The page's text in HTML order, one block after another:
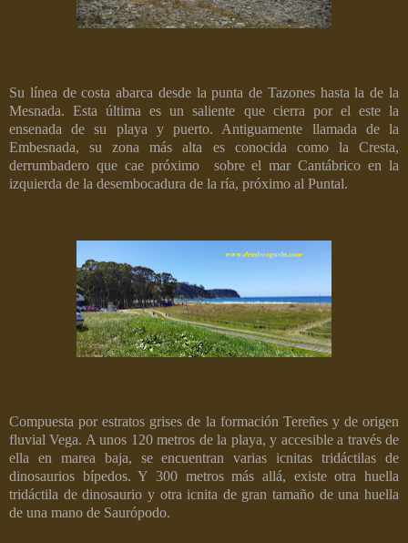
Su línea de costa abarca desde la punta de Tazones hasta la de la
Mesnada. Esta última es un saliente que cierra por el este la
ensenada de su playa y puerto. Antiguamente llamada de la
Embesnada, su zona más alta es conocida como la Cresta,
derrumbadero que cae próximo
sobre el mar Cantábrico en la
izquierda de la desembocadura de la ría, próximo al Puntal.
Compuesta por estratos grises de la formación Tereñes y de origen
fluvial Vega. A unos 120 metros de la playa, y accesible a través de
ella en marea baja, se encuentran varias icnitas tridáctilas de
dinosaurios bípedos. Y 300 metros más allá, existe otra huella
tridáctila de dinosaurio y otra icnita de gran tamaño de una huella
de una mano de Saurópodo.